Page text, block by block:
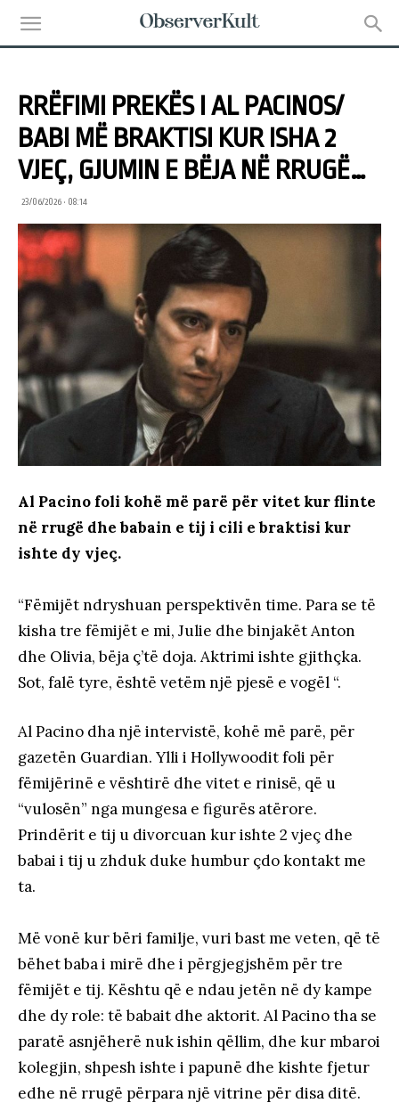
RRËFIMI PREKËS I AL PACINOS/
BABI MË BRAKTISI KUR ISHA 2
VJEÇ, GJUMIN E BËJA NË RRUGË…
23/06/2026 • 08:14
Al Pacino foli kohë më parë për vitet kur flinte
në rrugë dhe babain e tij i cili e braktisi kur
ishte dy vjeç.
“Fëmijët ndryshuan perspektivën time. Para se të
kisha tre fëmijët e mi, Julie dhe binjakët Anton
dhe Olivia, bëja ç’të doja. Aktrimi ishte gjithçka.
Sot, falë tyre, është vetëm një pjesë e vogël “.
Al Pacino dha një intervistë, kohë më parë, për
gazetën Guardian. Ylli i Hollywoodit foli për
fëmijërinë e vështirë dhe vitet e rinisë, që u
“vulosën” nga mungesa e figurës atërore.
Prindërit e tij u divorcuan kur ishte 2 vjeç dhe
babai i tij u zhduk duke humbur çdo kontakt me
ta.
Më vonë kur bëri familje, vuri bast me veten, që të
bëhet baba i mirë dhe i përgjegjshëm për tre
fëmijët e tij. Kështu që e ndau jetën në dy kampe
dhe dy role: të babait dhe aktorit. Al Pacino tha se
paratë asnjëherë nuk ishin qëllim, dhe kur mbaroi
kolegjin, shpesh ishte i papunë dhe kishte fjetur
edhe në rrugë përpara një vitrine për disa ditë.